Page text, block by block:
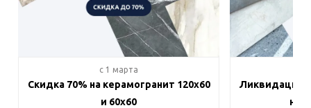
c 1 марта
Скидка 70% на керамогранит 120х60
и 60х60
Ликвидация
на